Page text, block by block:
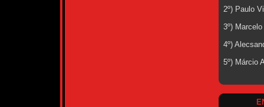
2º) Paulo
3º)
4º)
5º) Márcio